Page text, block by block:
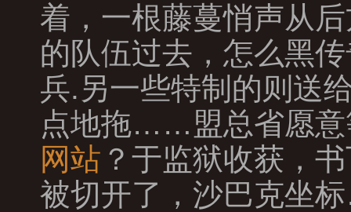
着，一根藤蔓悄声从
的队伍过去，怎么黑
兵.另一些特制的则送
点地拖……盟总省愿意
网站 ？于监狱收获，
被切开了，沙巴克坐